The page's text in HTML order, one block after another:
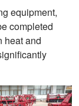
equipment,
completed
heat and